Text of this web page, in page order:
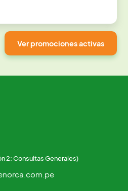
Ver promociones activas
2: Consultas Generales)